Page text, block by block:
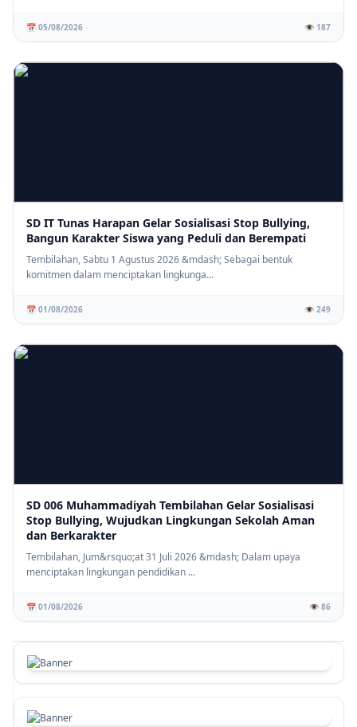
📅 05/08/2026 👁️ 187
SD IT Tunas Harapan Gelar Sosialisasi Stop Bullying,
Bangun Karakter Siswa yang Peduli dan Berempati
Tembilahan, Sabtu 1 Agustus 2026 &mdash; Sebagai bentuk
komitmen dalam menciptakan lingkunga...
📅 01/08/2026 👁️ 249
SD 006 Muhammadiyah Tembilahan Gelar Sosialisasi
Stop Bullying, Wujudkan Lingkungan Sekolah Aman
dan Berkarakter
Tembilahan, Jum&rsquo;at 31 Juli 2026 &mdash; Dalam upaya
menciptakan lingkungan pendidikan ...
📅 01/08/2026 👁️ 86